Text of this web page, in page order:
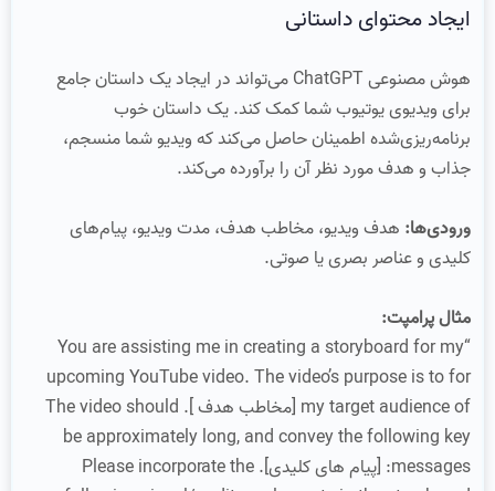
ایجاد محتوای داستانی
هوش مصنوعی ChatGPT می‌تواند در ایجاد یک داستان جامع
برای ویدیوی یوتیوب شما کمک کند. یک داستان خوب
برنامه‌ریزی‌شده اطمینان حاصل می‌کند که ویدیو شما منسجم،
جذاب و هدف مورد نظر آن را برآورده می‌کند.
ورودی‌ها: هدف ویدیو، مخاطب هدف، مدت ویدیو، پیام‌های
کلیدی و عناصر بصری یا صوتی.
مثال پرامپت:
“You are assisting me in creating a storyboard for my
upcoming YouTube video. The video’s purpose is to for
my target audience of [مخاطب هدف ]. The video should
be approximately long, and convey the following key
messages: [پیام های کلیدی]. Please incorporate the